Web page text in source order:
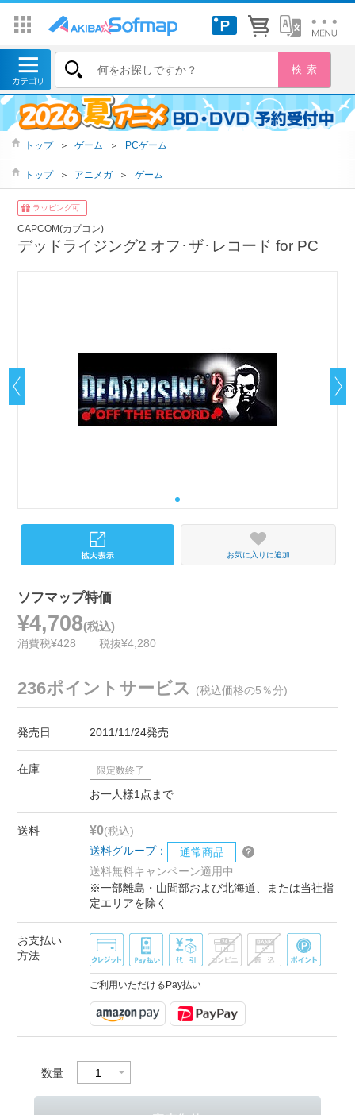
トップ ＞ ゲーム ＞ PCゲーム
トップ ＞ アニメガ ＞ ゲーム
ラッピング可
CAPCOM(カプコン)
デッドライジング2 オフ･ザ･レコード for PC
お気に入りに追加
ソフマップ特価
¥4,708(税込)
消費税¥428 税抜¥4,280
236ポイントサービス (税込価格の5％分)
発売日 2011/11/24発売
在庫 限定数終了
お一人様1点まで
送料 ¥0(税込)
送料グループ：
通常商品
送料無料キャンペーン適用中
※一部離島・山間部および北海道、または当社指
定エリアを除く
お支払い
方法
ご利用いただけるPay払い
数量